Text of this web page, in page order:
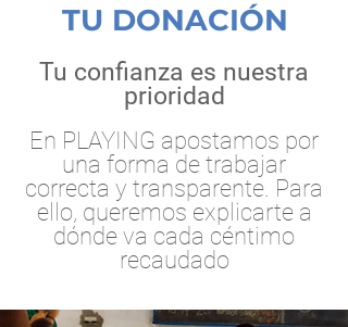
TU DONACIÓN
Tu confianza es nuestra
prioridad
En PLAYING apostamos por
una forma de trabajar
correcta y transparente. Para
ello, queremos explicarte a
dónde va cada céntimo
recaudado